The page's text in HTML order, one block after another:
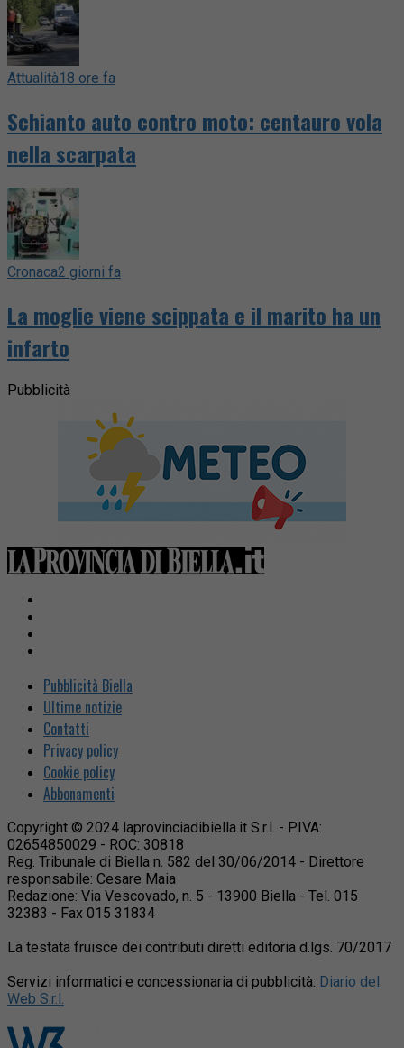
Attualità18 ore fa
Schianto auto contro moto: centauro vola
nella scarpata
Cronaca2 giorni fa
La moglie viene scippata e il marito ha un
infarto
Pubblicità
Pubblicità Biella
Ultime notizie
Contatti
Privacy policy
Cookie policy
Abbonamenti
Copyright © 2024 laprovinciadibiella.it S.r.l. - P.IVA:
02654850029 - ROC: 30818
Reg. Tribunale di Biella n. 582 del 30/06/2014 - Direttore
responsabile: Cesare Maia
Redazione: Via Vescovado, n. 5 - 13900 Biella - Tel. 015
32383 - Fax 015 31834
La testata fruisce dei contributi diretti editoria d.lgs. 70/2017
Servizi informatici e concessionaria di pubblicità: Diario del
Web S.r.l.